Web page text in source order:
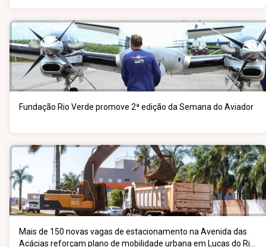
Fundação Rio Verde promove 2ª edição da Semana do Aviador
Mais de 150 novas vagas de estacionamento na Avenida das
Acácias reforçam plano de mobilidade urbana em Lucas do Rio